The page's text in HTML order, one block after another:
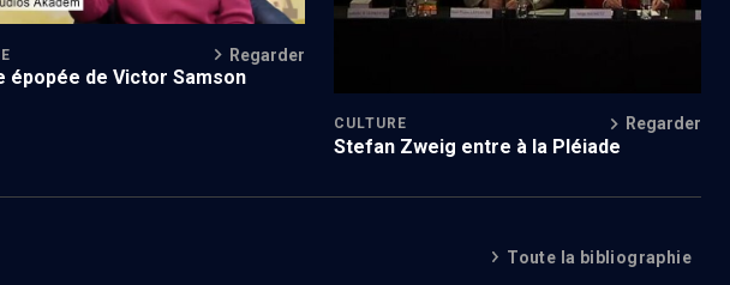
Regarder
épopée de Victor Samson
CULTURE Regarder
Stefan Zweig entre à la Pléiade
Toute la bibliographie